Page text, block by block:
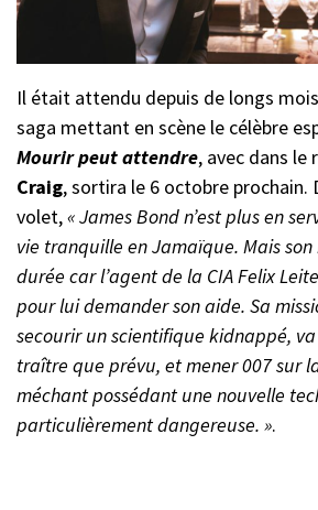
Il était attendu depuis de longs
saga mettant en scène le célèbre
Mourir peut attendre, avec dans le
Craig, sortira le 6 octobre prochain.
volet,« James Bond n’est plus en
vie tranquille en Jamaïque. Mais
durée car l’agent de la CIA Felix
pour lui demander son aide. Sa
secourir un scientifique kidnappé,
traître que prévu, et mener 007 sur
méchant possédant une nouvelle
particulièrement dangereuse. ».